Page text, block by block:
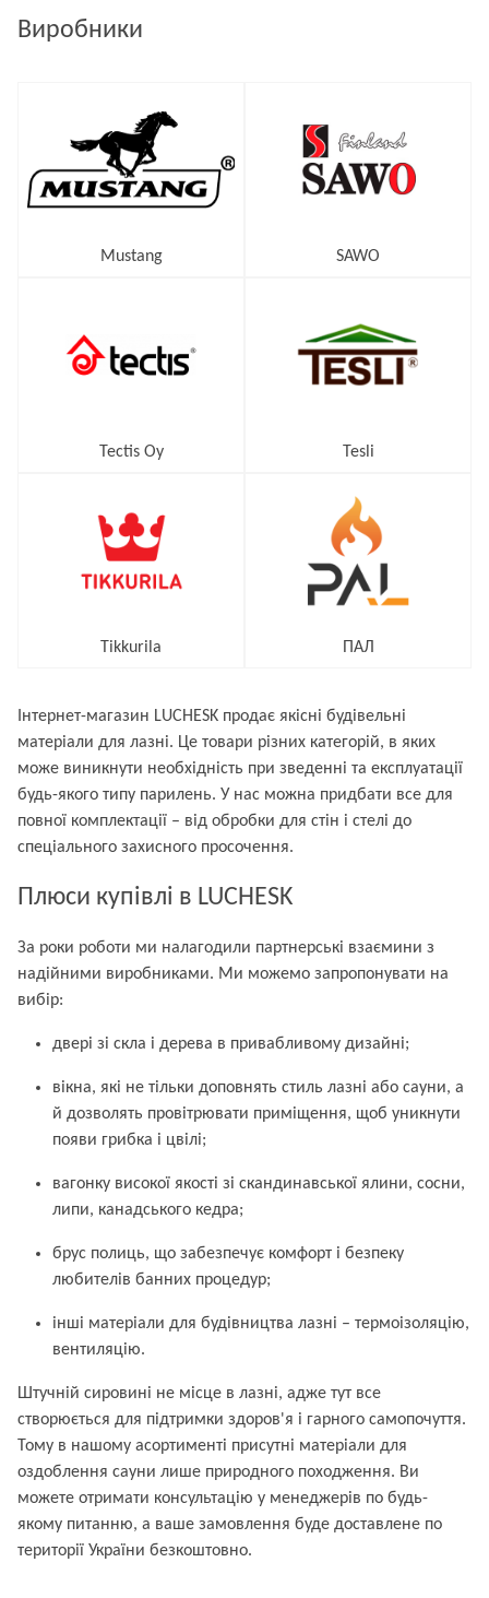
Виробники
Mustang SAWO
Tectis Oy Tesli
Tikkurila ПАЛ
Інтернет-магазин LUCHESK продає якісні будівельні
матеріали для лазні. Це товари різних категорій, в яких
може виникнути необхідність при зведенні та експлуатації
будь-якого типу парилень. У нас можна придбати все для
повної комплектації – від обробки для стін і стелі до
спеціального захисного просочення.
Плюси купівлі в LUCHESK
За роки роботи ми налагодили партнерські взаємини з
надійними виробниками. Ми можемо запропонувати на
вибір:
двері зі скла і дерева в привабливому дизайні;
вікна, які не тільки доповнять стиль лазні або сауни, а
й дозволять провітрювати приміщення, щоб уникнути
появи грибка і цвілі;
вагонку високої якості зі скандинавської ялини, сосни,
липи, канадського кедра;
брус полиць, що забезпечує комфорт і безпеку
любителів банних процедур;
інші матеріали для будівництва лазні – термоізоляцію,
вентиляцію.
Штучній сировині не місце в лазні, адже тут все
створюється для підтримки здоров'я і гарного самопочуття.
Тому в нашому асортименті присутні матеріали для
оздоблення сауни лише природного походження. Ви
можете отримати консультацію у менеджерів по будь-
якому питанню, а ваше замовлення буде доставлене по
території України безкоштовно.